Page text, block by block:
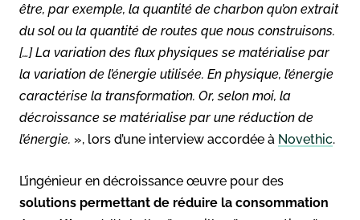
être, par exemple, la quantité de charbon qu’on extrait
du sol ou la quantité de routes que nous construisons.
[…] La variation des flux physiques se matérialise par
la variation de l’énergie utilisée. En physique, l’énergie
caractérise la transformation. Or, selon moi, la
décroissance se matérialise par une réduction de
l’énergie. », lors d’une interview accordée à Novethic.
L’ingénieur en décroissance œuvre pour des
solutions permettant de réduire la consommation